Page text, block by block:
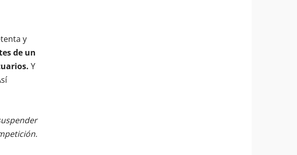
y
de un
Y